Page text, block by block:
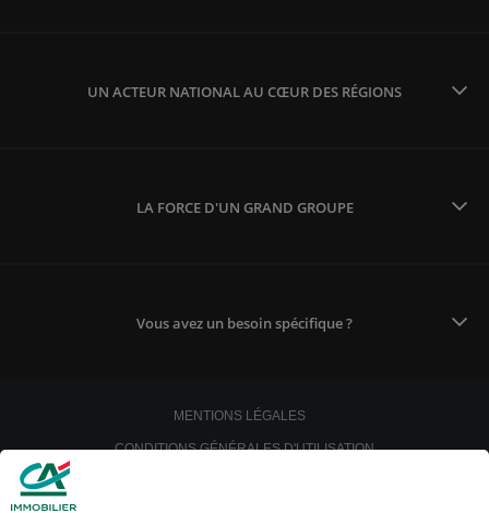
UN ACTEUR NATIONAL AU CŒUR DES RÉGIONS
LA FORCE D'UN GRAND GROUPE
Vous avez un besoin spécifique ?
MENTIONS LÉGALES
CONDITIONS GÉNÉRALES D'UTILISATION